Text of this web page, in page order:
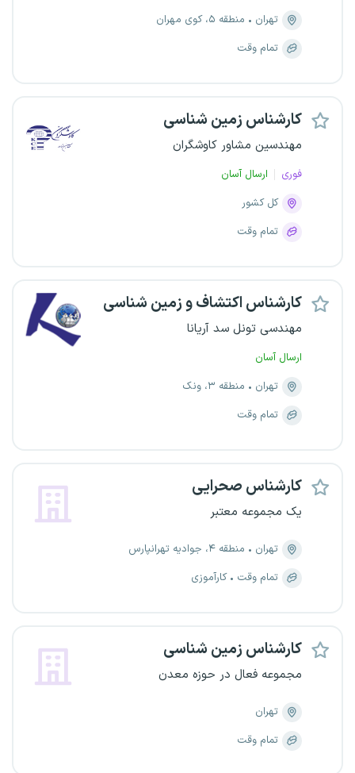
تهران
منطقه ۵، کوی مهران
تمام وقت
کارشناس زمین شناسی
مهندسین مشاور کاوشگران
فوری
ارسال آسان
کل کشور
تمام وقت
کارشناس اکتشاف و زمین شناسی
مهندسی تونل سد آریانا
ارسال آسان
تهران
منطقه ۳، ونک
تمام وقت
کارشناس صحرایی
یک مجموعه معتبر
تهران
منطقه ۴، جوادیه تهرانپارس
تمام وقت
کارآموزی
کارشناس زمین شناسی
مجموعه فعال در حوزه معدن
تهران
تمام وقت